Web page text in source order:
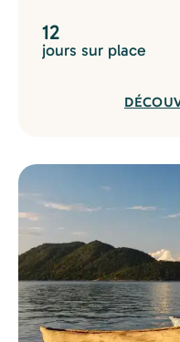
12
jours sur place